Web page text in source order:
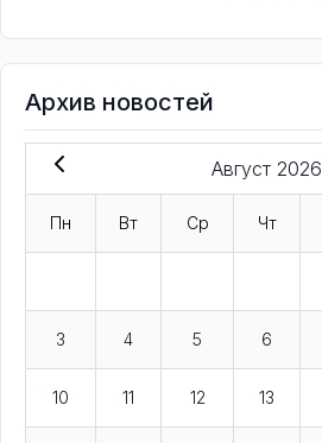
Архив новостей
Август 2026
Пн Вт Ср Чт
3 4 5 6
10 11 12 13